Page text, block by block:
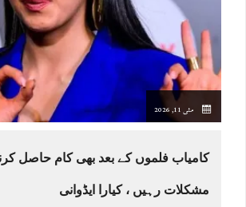
مئی 11, 2026
کامیاب فلموں کے بعد بھی کام حاصل
مشکلات رہیں ، کیارا ایڈوانی